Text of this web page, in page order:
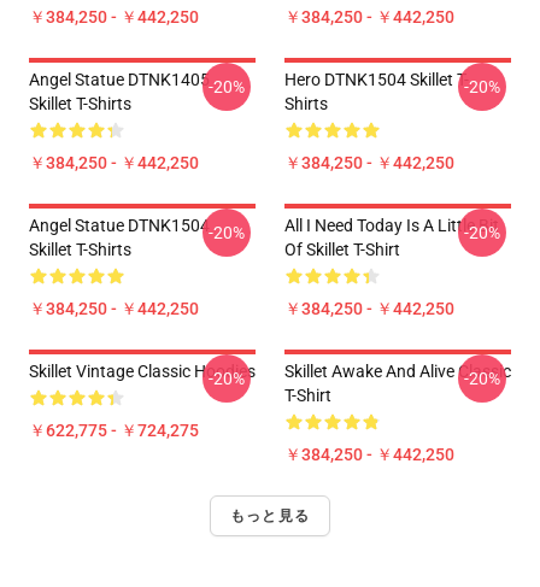
￥384,250 - ￥442,250 ￥384,250 - ￥442,250
Angel Statue DTNK1405
Skillet T-Shirts
￥384,250 - ￥442,250
-20%
Hero DTNK1504 Skillet T-
Shirts
￥384,250 - ￥442,250
-20%
Angel Statue DTNK1504
Skillet T-Shirts
￥384,250 - ￥442,250
-20%
All I Need Today Is A Little Bit
Of Skillet T-Shirt
￥384,250 - ￥442,250
-20%
Skillet Vintage Classic Hoodies
￥622,775 - ￥724,275
-20%
Skillet Awake And Alive Classic
T-Shirt
￥384,250 - ￥442,250
-20%
もっと見る